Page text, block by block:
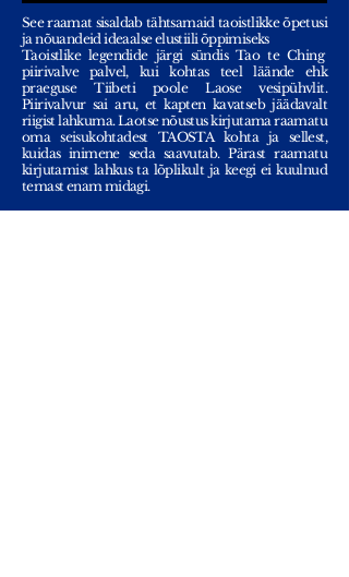
See raamat sisaldab tähtsamaid taoistlikke õpetusi
ja nõuandeid ideaalse elustiili õppimiseks
Taoistlike legendide järgi sündis Tao te Ching
piirivalve palvel, kui kohtas teel läände ehk
praeguse Tiibeti poole Laose vesipühvlit.
Piirivalvur sai aru, et kapten kavatseb jäädavalt
riigist lahkuma. Laotse nõustus kirjutama raamatu
oma seisukohtadest TAOSTA kohta ja sellest,
kuidas inimene seda saavutab. Pärast raamatu
kirjutamist lahkus ta lõplikult ja keegi ei kuulnud
temast enam midagi.